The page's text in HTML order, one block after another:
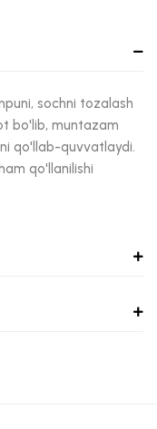
sochni tozalash
bo'lib, muntazam
qo'llab-quvvatlaydi.
qo'llanilishi